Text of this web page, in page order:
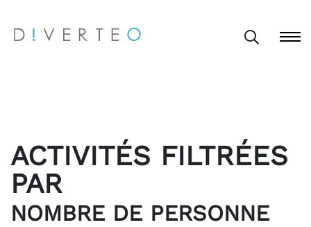
ACTIVITÉS FILTRÉES
PAR
NOMBRE DE PERSONNE